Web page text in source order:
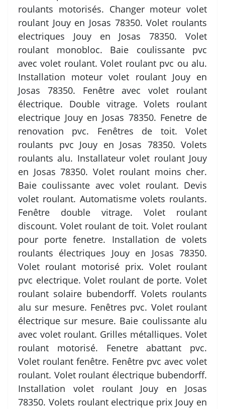
roulants motorisés. Changer moteur volet
roulant Jouy en Josas 78350. Volet roulants
electriques Jouy en Josas 78350. Volet
roulant monobloc. Baie coulissante pvc
avec volet roulant. Volet roulant pvc ou alu.
Installation moteur volet roulant Jouy en
Josas 78350. Fenêtre avec volet roulant
électrique. Double vitrage. Volets roulant
electrique Jouy en Josas 78350. Fenetre de
renovation pvc. Fenêtres de toit. Volet
roulants pvc Jouy en Josas 78350. Volets
roulants alu. Installateur volet roulant Jouy
en Josas 78350. Volet roulant moins cher.
Baie coulissante avec volet roulant. Devis
volet roulant. Automatisme volets roulants.
Fenêtre double vitrage. Volet roulant
discount. Volet roulant de toit. Volet roulant
pour porte fenetre. Installation de volets
roulants électriques Jouy en Josas 78350.
Volet roulant motorisé prix. Volet roulant
pvc electrique. Volet roulant de porte. Volet
roulant solaire bubendorff. Volets roulants
alu sur mesure. Fenêtres pvc. Volet roulant
électrique sur mesure. Baie coulissante alu
avec volet roulant. Grilles métalliques. Volet
roulant motorisé. Fenetre abattant pvc.
Volet roulant fenêtre. Fenêtre pvc avec volet
roulant. Volet roulant électrique bubendorff.
Installation volet roulant Jouy en Josas
78350. Volets roulant electrique prix Jouy en